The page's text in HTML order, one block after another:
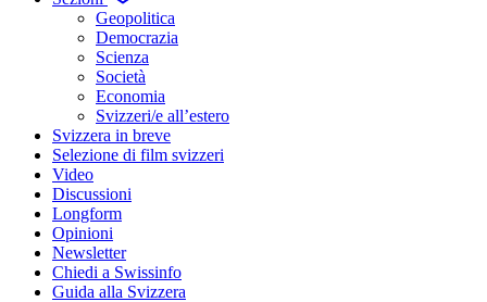
Geopolitica
Democrazia
Scienza
Società
Economia
Svizzeri/e all’estero
Svizzera in breve
Selezione di film svizzeri
Video
Discussioni
Longform
Opinioni
Newsletter
Chiedi a Swissinfo
Guida alla Svizzera